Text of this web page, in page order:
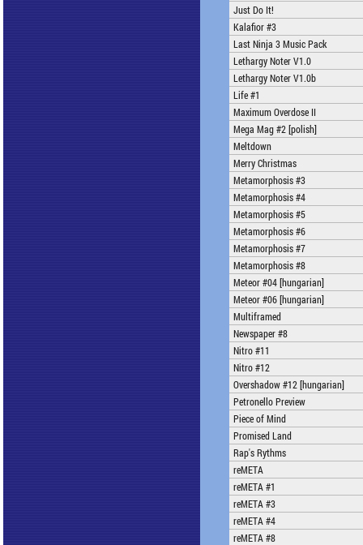
Just Do It!
Kalafior #3
Last Ninja 3 Music Pack
Lethargy Noter V1.0
Lethargy Noter V1.0b
Life #1
Maximum Overdose II
Mega Mag #2 [polish]
Meltdown
Merry Christmas
Metamorphosis #3
Metamorphosis #4
Metamorphosis #5
Metamorphosis #6
Metamorphosis #7
Metamorphosis #8
Meteor #04 [hungarian]
Meteor #06 [hungarian]
Multiframed
Newspaper #8
Nitro #11
Nitro #12
Overshadow #12 [hungarian]
Petronello Preview
Piece of Mind
Promised Land
Rap's Rythms
reMETA
reMETA #1
reMETA #3
reMETA #4
reMETA #8